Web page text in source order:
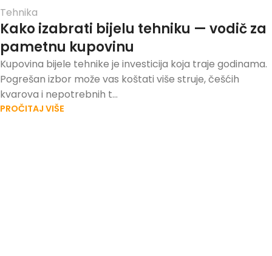
Tehnika
Kako izabrati bijelu tehniku — vodič za
pametnu kupovinu
Kupovina bijele tehnike je investicija koja traje godinama.
Pogrešan izbor može vas koštati više struje, češćih
kvarova i nepotrebnih t...
PROČITAJ VIŠE